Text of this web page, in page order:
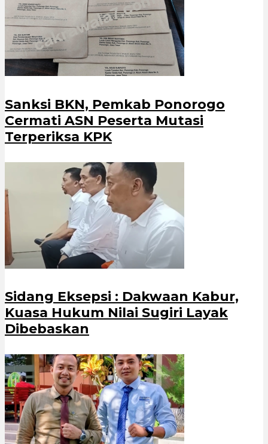
Sanksi BKN, Pemkab Ponorogo
Cermati ASN Peserta Mutasi
Terperiksa KPK
Sidang Eksepsi : Dakwaan Kabur,
Kuasa Hukum Nilai Sugiri Layak
Dibebaskan